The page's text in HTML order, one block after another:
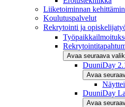
Liiketoiminnan
Koulutuspalvelut
Rekrytointi ja
Avaa seuraava
DuuniDay
Avaa
DuuniDay
Avaa